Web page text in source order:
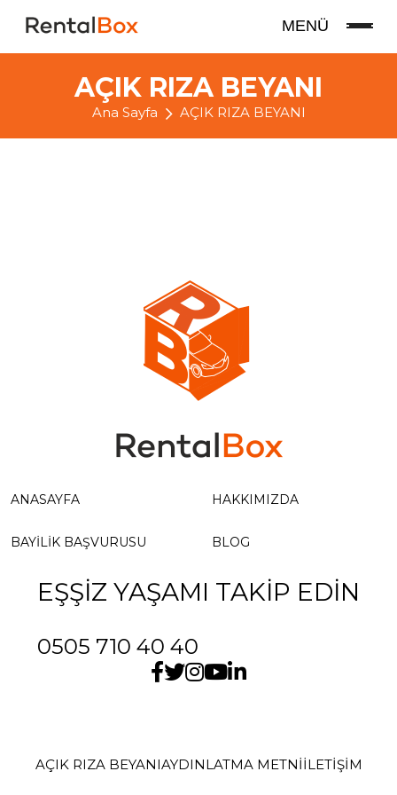
MENÜ
AÇIK RIZA BEYANI
Ana Sayfa AÇIK RIZA BEYANI
ANASAYFA HAKKIMIZDA
BAYILIK BAŞVURUSU BLOG
EŞŞİZ YAŞAMI TAKİP EDİN
0505 710 40 40
AÇIK RIZA BEYANIAYDINLATMA METNİİLETIŞIM